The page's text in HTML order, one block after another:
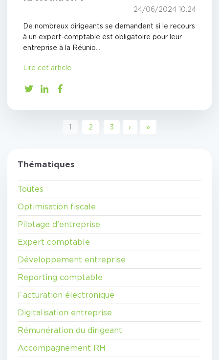
24/06/2024 10:24
De nombreux dirigeants se demandent si le recours
à un expert-comptable est obligatoire pour leur
entreprise à la Réunio...
Lire cet article
1 2 3 › »
Thématiques
Toutes
Optimisation fiscale
Pilotage d'entreprise
Expert comptable
Développement entreprise
Reporting comptable
Facturation électronique
Digitalisation entreprise
Rémunération du dirigeant
Accompagnement RH